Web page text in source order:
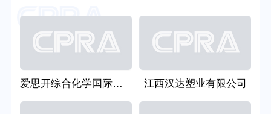
爱思开综合化学国际贸易（上海）有限公司 江西汉达塑业有限公司